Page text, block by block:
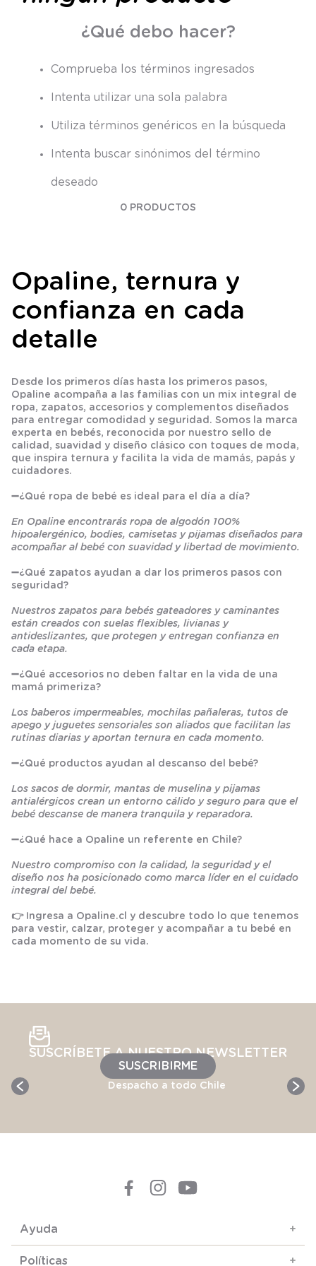
¿Qué debo hacer?
Comprueba los términos ingresados
Intenta utilizar una sola palabra
Utiliza términos genéricos en la búsqueda
Intenta buscar sinónimos del término
deseado
0 PRODUCTOS
Opaline, ternura y
confianza en cada
detalle
Desde los primeros días hasta los primeros pasos,
Opaline acompaña a las familias con un mix integral de
ropa, zapatos, accesorios y complementos diseñados
para entregar comodidad y seguridad. Somos la marca
experta en bebés, reconocida por nuestro sello de
calidad, suavidad y diseño clásico con toques de moda,
que inspira ternura y facilita la vida de mamás, papás y
cuidadores.
➖¿Qué ropa de bebé es ideal para el día a día?
En Opaline encontrarás ropa de algodón 100%
hipoalergénico, bodies, camisetas y pijamas diseñados para
acompañar al bebé con suavidad y libertad de movimiento.
➖¿Qué zapatos ayudan a dar los primeros pasos con
seguridad?
Nuestros zapatos para bebés gateadores y caminantes
están creados con suelas flexibles, livianas y
antideslizantes, que protegen y entregan confianza en
cada etapa.
➖¿Qué accesorios no deben faltar en la vida de una
mamá primeriza?
Los baberos impermeables, mochilas pañaleras, tutos de
apego y juguetes sensoriales son aliados que facilitan las
rutinas diarias y aportan ternura en cada momento.
➖¿Qué productos ayudan al descanso del bebé?
Los sacos de dormir, mantas de muselina y pijamas
antialérgicos crean un entorno cálido y seguro para que el
bebé descanse de manera tranquila y reparadora.
➖¿Qué hace a Opaline un referente en Chile?
Nuestro compromiso con la calidad, la seguridad y el
diseño nos ha posicionado como marca líder en el cuidado
integral del bebé.
👉 Ingresa a Opaline.cl y descubre todo lo que tenemos
para vestir, calzar, proteger y acompañar a tu bebé en
cada momento de su vida.
SUSCRÍBETE A NUESTRO NEWSLETTER
SUSCRIBIRME
Despacho a todo Chile
Ayuda +
Políticas +
saco dormir
poleron